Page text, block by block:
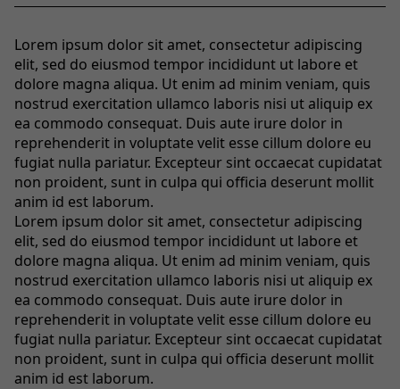
Lorem ipsum dolor sit amet, consectetur adipiscing
elit, sed do eiusmod tempor incididunt ut labore et
dolore magna aliqua. Ut enim ad minim veniam, quis
nostrud exercitation ullamco laboris nisi ut aliquip ex
ea commodo consequat. Duis aute irure dolor in
reprehenderit in voluptate velit esse cillum dolore eu
fugiat nulla pariatur. Excepteur sint occaecat cupidatat
non proident, sunt in culpa qui officia deserunt mollit
anim id est laborum.
Lorem ipsum dolor sit amet, consectetur adipiscing
elit, sed do eiusmod tempor incididunt ut labore et
dolore magna aliqua. Ut enim ad minim veniam, quis
nostrud exercitation ullamco laboris nisi ut aliquip ex
ea commodo consequat. Duis aute irure dolor in
reprehenderit in voluptate velit esse cillum dolore eu
fugiat nulla pariatur. Excepteur sint occaecat cupidatat
non proident, sunt in culpa qui officia deserunt mollit
anim id est laborum.